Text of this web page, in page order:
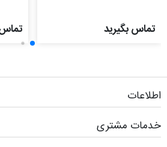
تماس بگیرید
مشتری